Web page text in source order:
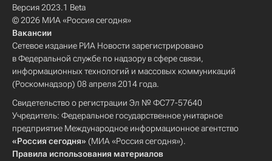
Версия 2023.1 Beta
© 2026 МИА «Россия сегодня»
Вакансии
Сетевое издание РИА Новости зарегистрировано
в Федеральной службе по надзору в сфере связи,
информационных технологий и массовых коммуникаций
(Роскомнадзор) 08 апреля 2014 года.
Свидетельство о регистрации Эл № ФС77-57640
Учредитель: Федеральное государственное унитарное
предприятие Международное информационное агентство
«Россия сегодня» (МИА «Россия сегодня»).
Правила использования материалов